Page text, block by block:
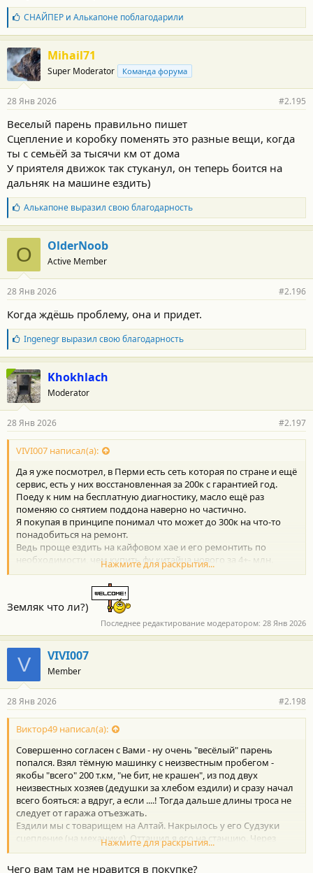
Б
л
а
г
о
д
а
н
с
т
и
СНАЙПЕРи Алькапонепоблагодарили
Mihail71
Super Moderator Команда форума
28 Янв 2026 #2.195
Веселый парень правильно пишет
Сцепление и коробку поменять это разные вещи, когда
ты с семьёй за тысячи км от дома
У приятеля движок так стуканул, он теперь боится на
дальняк на машине ездить)
Б
л
а
г
о
д
а
н
с
т
и
:
Алькапоневыразил свою благодарность
O OlderNoob
Active Member
28 Янв 2026 #2.196
Когда ждёшь проблему, она и придет.
Б
л
а
г
о
д
а
н
о
с
и
:
Ingenegrвыразил свою благодарность
Khokhlach
Moderator
28 Янв 2026 #2.197
VIVI007 написал(а):
Да я уже посмотрел, в Перми есть сеть которая по стране и ещё
сервис, есть у них восстановленная за 200к с гарантией год.
Поеду к ним на бесплатную диагностику, масло ещё раз
поменяю со снятием поддона наверно но частично.
Я покупая в принципе понимал что может до 300к на что-то
понадобиться на ремонт.
Ведь проще ездить на кайфовом хае и его ремонтить по
необходимости, чем купить фу китайца нового за 4+- млн.
Да 200к не мало, но одно дело в городе о необходимости
ремонта узнать и катать и думать, а другое дело встать колом
в дали от дома и зареветь.
Нажмите для раскрытия...
Земляк что ли?)
Последнее редактирование модератором: 28 Янв 2026
V VIVI007
Member
28 Янв 2026 #2.198
Виктор49 написал(а):
Совершенно согласен с Вами - ну очень "весёлый" парень
попался. Взял тёмную машинку с неизвестным пробегом -
якобы "всего" 200 т.км, "не бит, не крашен", из под двух
неизвестных хозяев (дедушки за хлебом ездили) и сразу начал
всего бояться: а вдруг, а если ....! Тогда дальше длины троса не
следует от гаража отъезжать.
Ездили мы с товарищем на Алтай. Накрылось у его Судзуки
сцепление (на механике), Оттащил я его на станцию. Через
двое суток забрали машинку и поехали дальше.
Автомобильная цивилизация за последние 20 лет уже далеко
Нажмите для раскрытия...
Чего вам там не нравится в покупке?